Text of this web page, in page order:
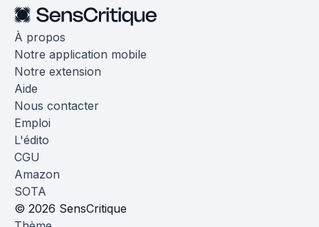
À propos
Notre application mobile
Notre extension
Aide
Nous contacter
Emploi
L'édito
CGU
Amazon
SOTA
© 2026 SensCritique